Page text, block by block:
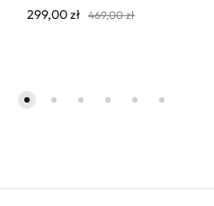
299,00zł 469,00zł